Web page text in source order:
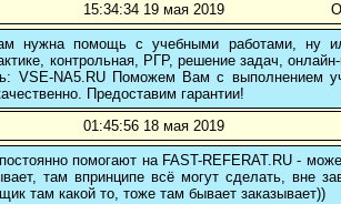
15:34:34 19 мая 2019
нужна помощь с учебными работами, ну
контрольная, РГР, решение задач,
VSE-NA5.RU Поможем Вам с выполнением
Предоставим гарантии!
01:45:56 18 мая 2019
помогают на FAST-REFERAT.RU -
там впринципе всё могут сделать, вне
там какой то, тоже там бывает заказывает))